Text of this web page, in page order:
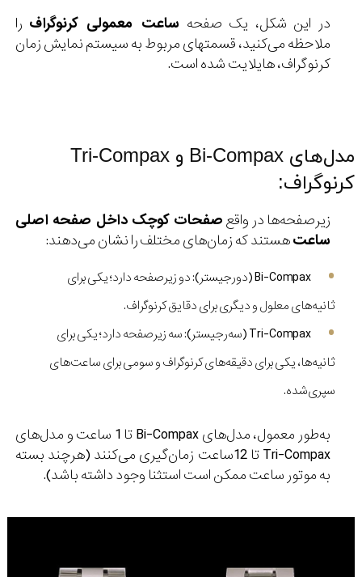
در این شکل، یک صفحه ساعت معمولی کرنوگراف را
ملاحظه می‌کنید، قسمتهای مربوط به سیستم نمایش زمان
کرنوگراف، هایلایت شده است.
مدل‌های Bi-Compax و Tri-Compax
کرنوگراف:
زیرصفحه‌ها در واقعصفحات کوچک داخل صفحه اصلی
ساعتهستند که زمان‌های مختلف را نشان می‌دهند:
Bi-Compax (دو‌رجیستر): دو زیرصفحه دارد؛ یکی برای
ثانیه‌های معلول و دیگری برای دقایق کرنوگراف.
Tri-Compax (سه‌رجیستر): سه زیرصفحه دارد؛ یکی برای
ثانیه‌ها، یکی برای دقیقه‌های کرنوگراف و سومی برای ساعت‌های
سپری‌شده.
به‌طور معمول، مدل‌های Bi-Compax تا 1 ساعت و مدل‌های
Tri-Compax تا 12ساعت زمان‌گیری می‌کنند (هرچند بسته
به موتور ساعت ممکن است استثنا وجود داشته باشد).